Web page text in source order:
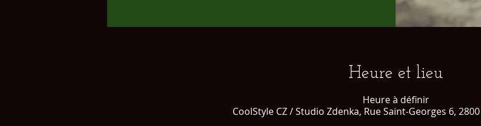
Heure et lieu
Heure à définir
CoolStyle CZ / Studio Zdenka, Rue Saint-Georges 6,